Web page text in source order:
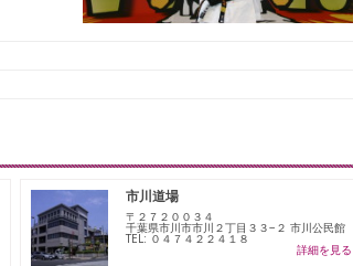
市川道場
〒２７２００３４
千葉県市川市市川２丁目３３−２ 市川公民館
TEL: ０４７４２２４１８
詳細を見る